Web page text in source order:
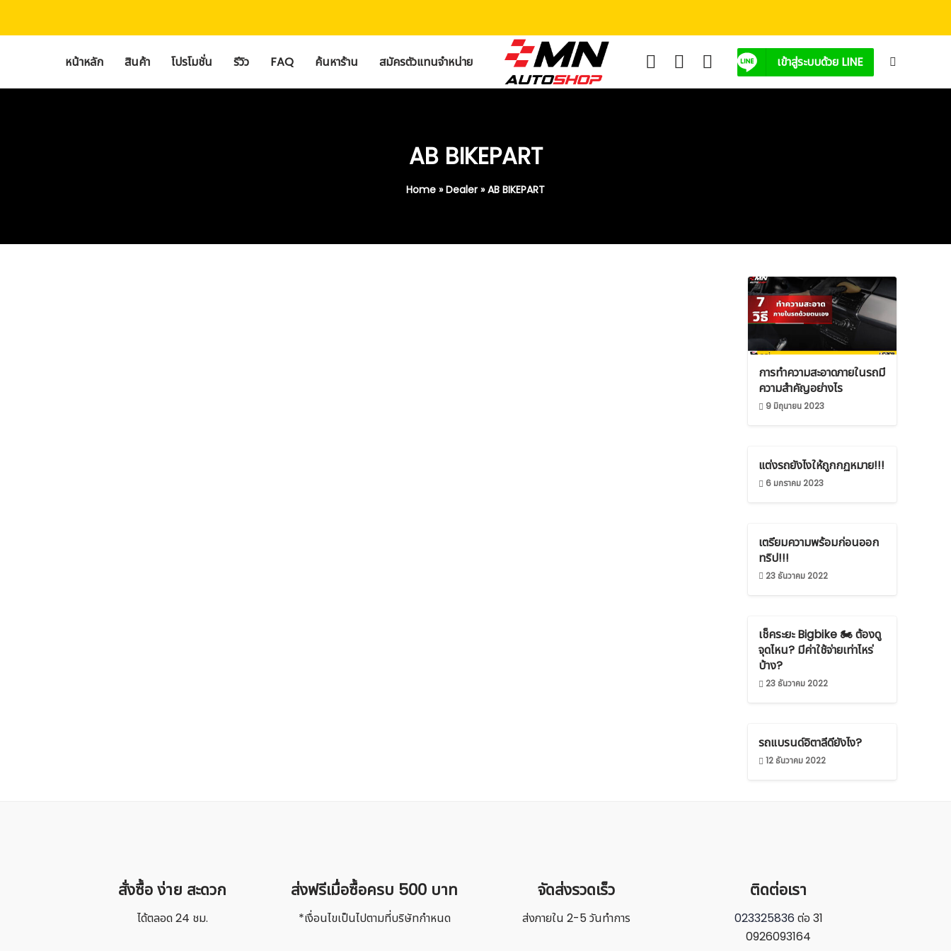
หน้าหลัก
สินค้า โปรโมชั่น รีวิว FAQ ค้นหาร้าน สมัครตัวแทนจำหน่าย เข้าสู่ระบบด้วย LINE
AB BIKEPART
Home »Dealer»AB BIKEPART
การทำความสะอาดภายในรถมี
ความสำคัญอย่างไร
9 มิถุนายน 2023
แต่งรถยังไงให้ถูกกฏหมาย!!!
6 มกราคม 2023
เตรียมความพร้อมก่อนออก
ทริป!!!
23 ธันวาคม 2022
เช็คระยะ Bigbike 🏍 ต้องดู
จุดไหน? มีค่าใช้จ่ายเท่าไหร่
บ้าง?
23 ธันวาคม 2022
รถแบรนด์อิตาลีดียังไง?
12 ธันวาคม 2022
สั่งซื้อ ง่าย สะดวก
ได้ตลอด 24 ชม.
ส่งฟรีเมื่อซื้อครบ 500 บาท
*เงื่อนไขเป็นไปตามที่บริษัทกำหนด
จัดส่งรวดเร็ว
ส่งภายใน 2-5 วันทำการ
ติดต่อเรา
023325836 ต่อ 31
0926093164